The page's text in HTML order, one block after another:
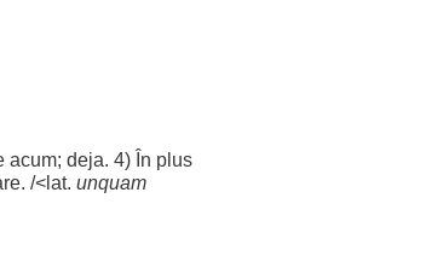
acum; deja. 4) În plus
. /<lat. unquam